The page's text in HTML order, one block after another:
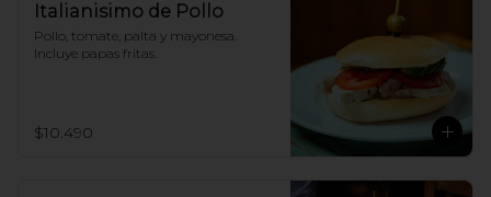
Italianisimo de Pollo
Pollo, tomate, palta y mayonesa.
Incluye papas fritas.
$10.490